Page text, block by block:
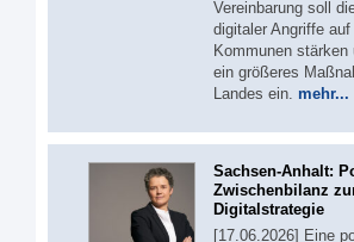
Vereinbarung soll
digitaler Angriffe
Kommunen
ein größeres
Landes ein. mehr...
Sachsen-Anhalt:
Zwischenbilanz
Digitalstrategie
[17.06.2026] Eine